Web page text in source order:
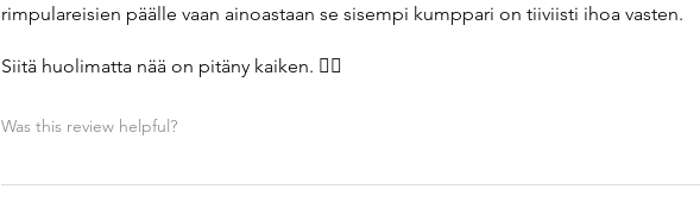
rimpulareisien päälle vaan ainoastaan se sisempi kumppari on tiiviisti ihoa vasten.
Siitä huolimatta nää on pitäny kaiken. 👌🏼
Was this review helpful?